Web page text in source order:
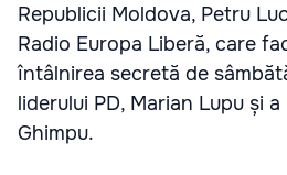
Republicii Moldova, Petru
Radio Europa Liberă, care
întâlnirea secretă de
liderului PD, Marian Lupu și
Ghimpu.